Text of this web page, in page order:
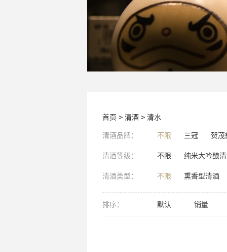
首页 > 清酒 > 清水
清酒品牌： 不限 三冠 贺茂
清酒等级： 不限 纯米大吟酿
清酒类型： 不限 熏香型清酒
排序： 默认 销量